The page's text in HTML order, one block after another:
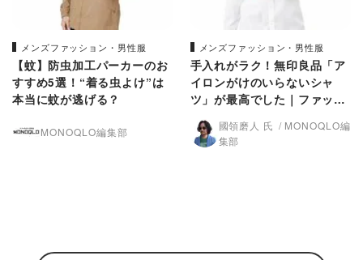
メンズファッション・男性服
【蚊】防虫加工パーカーのお
すすめ5選！“着る虫よけ”は
本当に蚊が逃げる？
MONOQLO編集部
メンズファッション・男性服
手入れがラク！無印良品「ア
イロンがけのいらないシャ
ツ」が最高でした｜ファッシ
ョンのプロが厳選
國領磨人 氏
MONOQLO編
集部